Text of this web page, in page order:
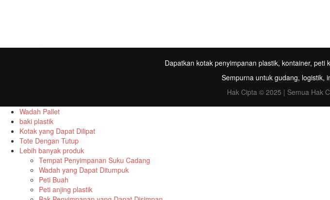
Dapatkan kotak penyimpanan plastik, kontainer,
Sempurna untuk gudang, logistik,
Hak Cipta © 2025 | Semua Hak
Wadah Pallet
baki plastik
Kotak yang Dapat Dilipat
Tote Dengan Tutup
Lebih banyak produk
Tempat Penyimpanan Suku Cadang
Wadah yang Dapat Ditumpuk
Peti Buah
Peti anjing plastik